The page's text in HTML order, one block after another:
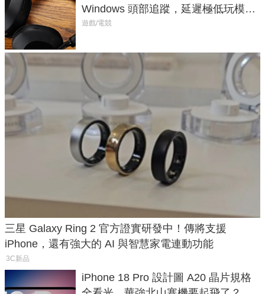
Windows 頭部追蹤，延遲極低玩模擬
飛行超有感
遊戲/電競
三星 Galaxy Ring 2 官方證實研發中！傳將支援
iPhone，還有強大的 AI 與智慧家電連動功能
3C新品
iPhone 18 Pro 設計圖 A20 晶片規格